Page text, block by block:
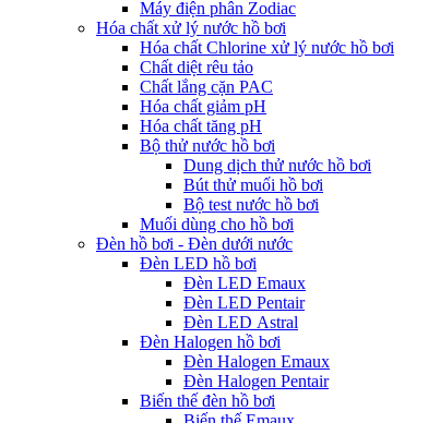
Máy điện phân Zodiac
Hóa chất xử lý nước hồ bơi
Hóa chất Chlorine xử lý nước hồ bơi
Chất diệt rêu tảo
Chất lắng cặn PAC
Hóa chất giảm pH
Hóa chất tăng pH
Bộ thử nước hồ bơi
Dung dịch thử nước hồ bơi
Bút thử muối hồ bơi
Bộ test nước hồ bơi
Muối dùng cho hồ bơi
Đèn hồ bơi - Đèn dưới nước
Đèn LED hồ bơi
Đèn LED Emaux
Đèn LED Pentair
Đèn LED Astral
Đèn Halogen hồ bơi
Đèn Halogen Emaux
Đèn Halogen Pentair
Biến thế đèn hồ bơi